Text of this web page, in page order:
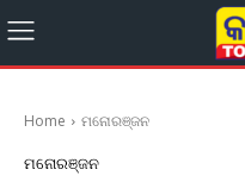
Home ମନୋରଞ୍ଜନ
ମନୋରଞ୍ଜନ